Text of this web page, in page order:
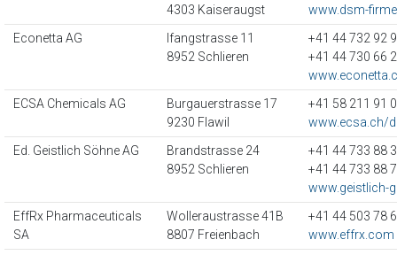
4303 Kaiseraugst
www.dsm-
Econetta AG
Ifangstrasse 11
8952 Schlieren
+41 44 732 92
+41 44 730 66
ECSA Chemicals AG
Burgauerstrasse 17
9230 Flawil
+41 58 211 91
www.ecsa.ch/
Ed. Geistlich Söhne AG
Brandstrasse 24
8952 Schlieren
+41 44 733 88
+41 44 733 88
www.geistlich-
EffRx Pharmaceuticals
SA
Wolleraustrasse 41B
8807 Freienbach
+41 44 503 78
www.effrx.com